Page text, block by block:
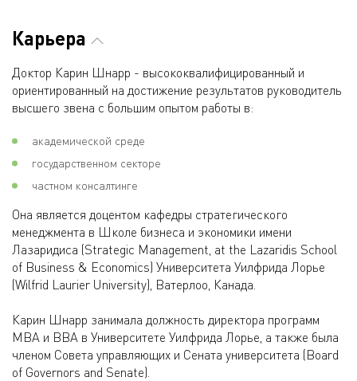
Карьера
Доктор Карин Шнарр - высококвалифицированный и
ориентированный на достижение результатов руководитель
высшего звена с большим опытом работы в:
академической среде
государственном секторе
частном консалтинге
Она является доцентом кафедры стратегического
менеджмента в Школе бизнеса и экономики имени
Лазаридиса (Strategic Management, at the Lazaridis School
of Business & Economics) Университета Уилфрида Лорье
(Wilfrid Laurier University), Ватерлоо, Канада.
Карин Шнарр занимала должность директора программ
MBA и BBA в Университете Уилфрида Лорье, а также была
членом Совета управляющих и Сената университета (Board
of Governors and Senate).